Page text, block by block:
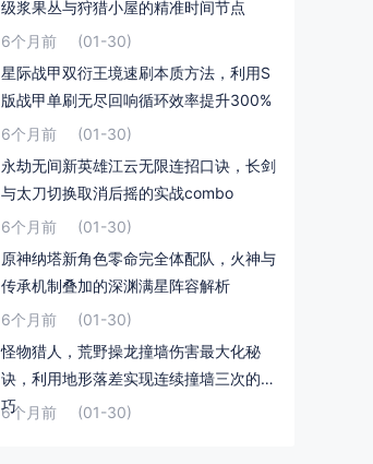
级浆果丛与狩猎小屋的精准时间节点
6个月前
(01-30)
星际战甲双衍王境速刷本质方法，利用S
版战甲单刷无尽回响循环效率提升300%
6个月前
(01-30)
永劫无间新英雄江云无限连招口诀，长剑
与太刀切换取消后摇的实战combo
6个月前
(01-30)
原神纳塔新角色零命完全体配队，火神与
传承机制叠加的深渊满星阵容解析
6个月前
(01-30)
怪物猎人，荒野操龙撞墙伤害最大化秘
诀，利用地形落差实现连续撞墙三次的技
巧
6个月前 (01-30)